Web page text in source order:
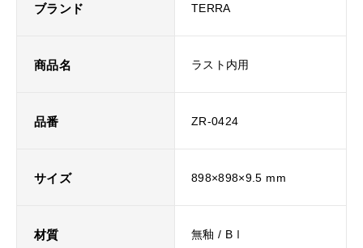
ブランド TERRA
商品名 ラスト内用
品番 ZR-0424
サイズ 898×898×9.5 mm
材質 無釉 / BⅠ